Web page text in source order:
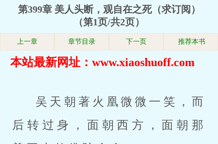
第399章 美人头断，观自在之死（求订阅）
（第1页/共2页）
上一章 章节目录 下一页 推荐本书
本站最新网址：www.xiaoshuoff.com
吴天朝著火凰微微一笑，而
后转过身，面朝西方，面朝那